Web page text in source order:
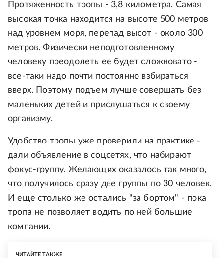
Протяженность тропы - 3,8 километра. Самая
высокая точка находится на высоте 500 метров
над уровнем моря, перепад высот - около 300
метров. Физически неподготовленному
человеку преодолеть ее будет сложновато -
все-таки надо почти постоянно взбираться
вверх. Поэтому подъем лучше совершать без
маленьких детей и прислушаться к своему
организму.
Удобство тропы уже проверили на практике -
дали объявление в соцсетях, что набирают
фокус-группу. Желающих оказалось так много,
что получилось сразу две группы по 30 человек.
И еще столько же остались "за бортом" - пока
тропа не позволяет водить по ней большие
компании.
ЧИТАЙТЕ ТАКЖЕ